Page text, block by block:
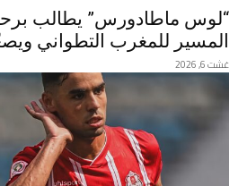
“لوس ماطادورس” يطالب
المسير للمغرب التطواني
غشت 6, 2026